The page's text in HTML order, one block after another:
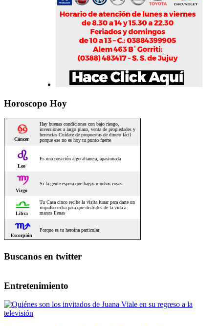
Horoscopo Hoy
Buscanos en twitter
Entretenimiento